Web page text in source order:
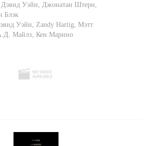
Дэвид Уэйн Джонатан Штерн
Блэк
Уэйн Zandy Hartig Мэтт
Майлз Кен Марино